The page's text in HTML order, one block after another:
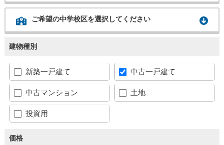
ご希望の中学校区を選択してください
建物種別
新築一戸建て 中古一戸建て
中古マンション 土地
投資用
価格